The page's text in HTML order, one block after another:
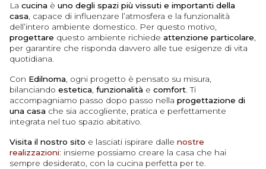
La cucina è uno degli spazi più vissuti e importanti della
casa, capace di influenzare l’atmosfera e la funzionalità
dell’intero ambiente domestico. Per questo motivo,
progettare questo ambiente richiede attenzione particolare,
per garantire che risponda davvero alle tue esigenze di vita
quotidiana.
Con Edilnoma, ogni progetto è pensato su misura,
bilanciando estetica, funzionalità e comfort. Ti
accompagniamo passo dopo passo nella progettazione di
una casa che sia accogliente, pratica e perfettamente
integrata nel tuo spazio abitativo.
Visita il nostro sito e lasciati ispirare dalle nostre
realizzazioni: insieme possiamo creare la casa che hai
sempre desiderato, con la cucina perfetta per te.